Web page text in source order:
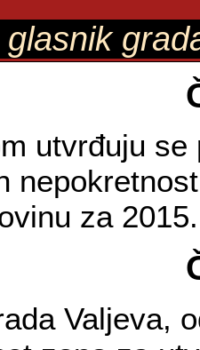
glasnik
utvrđuju
za
Valjeva,